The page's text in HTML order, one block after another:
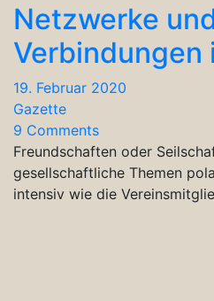
Netzwerke
Verbindungen
19. Februar 2020
Gazette
9 Comments
Freundschaften oder
gesellschaftliche Themen
intensiv wie die